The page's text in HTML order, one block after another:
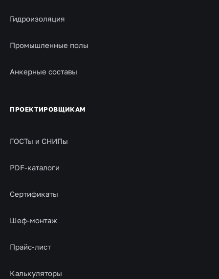
Гидроизоляция
Промышленные полы
Анкерные составы
ПРОЕКТИРОВЩИКАМ
ГОСТы и СНИПы
PDF-каталоги
Сертификаты
Шеф-монтаж
Прайс-лист
Калькуляторы